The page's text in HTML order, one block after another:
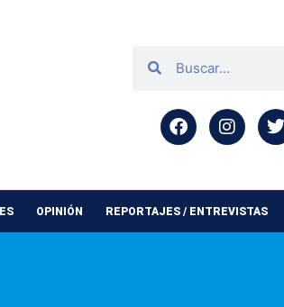
OPINIÓN REPORTAJES / ENTREVISTAS